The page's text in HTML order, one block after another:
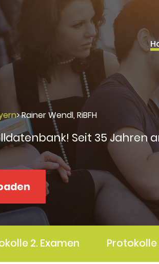
>Rainer Wendl, RiBFH
Seit 35 Jahren
2. Examen